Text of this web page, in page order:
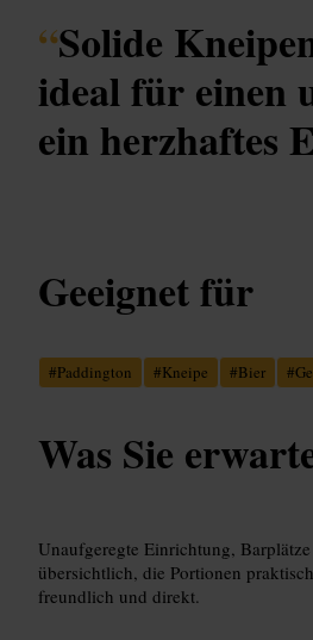
“Solide
ideal für einen
ein herzhaftes
Geeignet für
#Paddington #Kneipe #Bier #
Was Sie
Unaufgeregte Einrichtung,
übersichtlich, die Portionen
freundlich und direkt.